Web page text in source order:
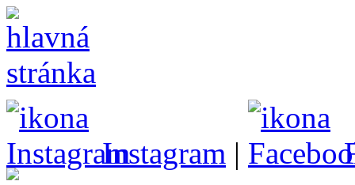
Instagram |